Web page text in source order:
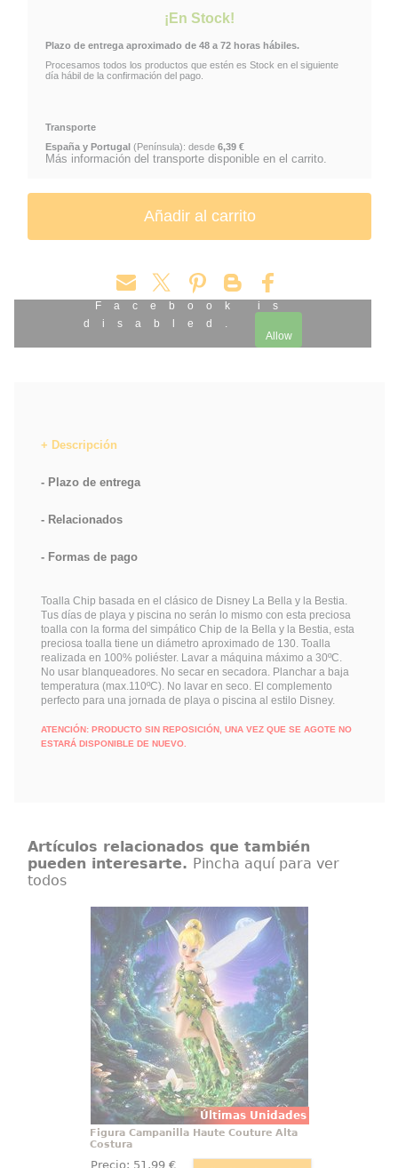
¡En Stock!
Plazo de entrega aproximado de 48 a 72 horas hábiles.
Procesamos todos los productos que estén es Stock en el siguiente
día hábil de la confirmación del pago.
Transporte
España y Portugal (Península): desde 6,39 €
Más información del transporte disponible en el carrito.
Facebook is
disabled.
Allow
Descripción
Plazo de entrega
Relacionados
Formas de pago
Toalla Chip basada en el clásico de Disney La Bella y la Bestia.
Tus días de playa y piscina no serán lo mismo con esta preciosa
toalla con la forma del simpático Chip de la Bella y la Bestia, esta
preciosa toalla tiene un diámetro aproximado de 130. Toalla
realizada en 100% poliéster. Lavar a máquina máximo a 30ºC.
No usar blanqueadores. No secar en secadora. Planchar a baja
temperatura (max.110ºC). No lavar en seco. El complemento
perfecto para una jornada de playa o piscina al estilo Disney.
ATENCIÓN: PRODUCTO SIN REPOSICIÓN, UNA VEZ QUE SE AGOTE NO
ESTARÁ DISPONIBLE DE NUEVO.
Artículos relacionados que también
pueden interesarte. Pincha aquí para ver
todos
Últimas Unidades
Figura Campanilla Haute Couture
Alta Costura
Mágica figura de Campanilla
(Tinker Bell) de la línea Haute
Couture de Walt Disney basada en
el clásico Peter Pan de 1953.
Figura Campanilla Haute Couture Alta
Costura
Precio: 51 ,99€